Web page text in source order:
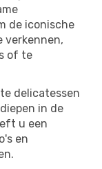
de iconische
verkennen,
of te
delicatessen
in de
u een
en